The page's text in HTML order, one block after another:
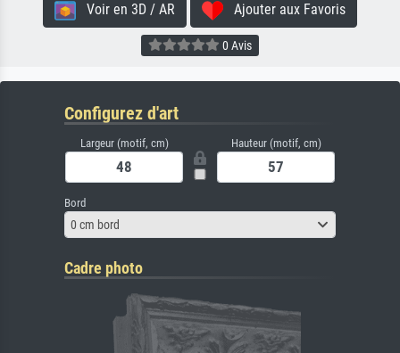
Voir en 3D / AR Ajouter aux Favoris
0 Avis
Configurez d'art
Largeur (motif, cm) Hauteur (motif, cm)
Bord
0 cm bord
Cadre photo